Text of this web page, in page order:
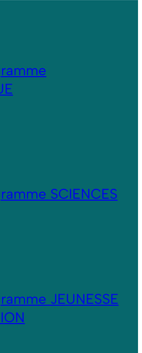
SCIENCES
JEUNESSE